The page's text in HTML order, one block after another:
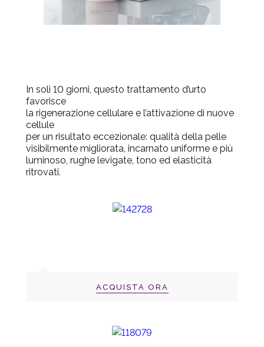
In soli 10 giorni, questo trattamento d’urto
favorisce
la rigenerazione cellulare e l’attivazione di nuove
cellule
per un risultato eccezionale: qualità della pelle
visibilmente migliorata, incarnato uniforme e più
luminoso, rughe levigate, tono ed elasticità
ritrovati.
ACQUISTA ORA